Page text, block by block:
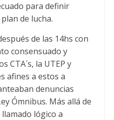
para definir
de lucha.
de las 14hs con
consensuado y
CTA´s, la UTEP y
afines a estos a
denuncias
Ómnibus. Más allá de
lógico a